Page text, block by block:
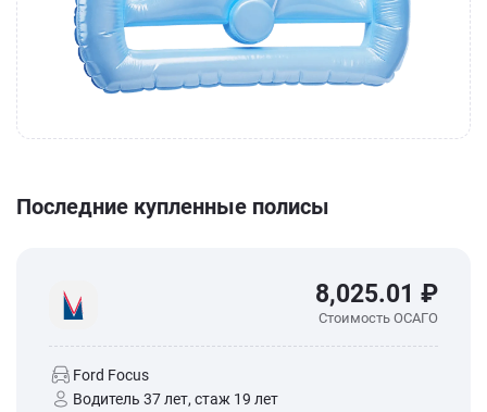
Последние купленные полисы
8,025.01 ₽
Стоимость ОСАГО
Ford Focus
Водитель 37 лет, стаж 19 лет